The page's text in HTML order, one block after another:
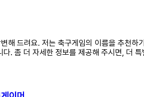
해 드려요. 저는 축구게임의 이름을 추천
. 좀 더 자세한 정보를 제공해 주시면, 더